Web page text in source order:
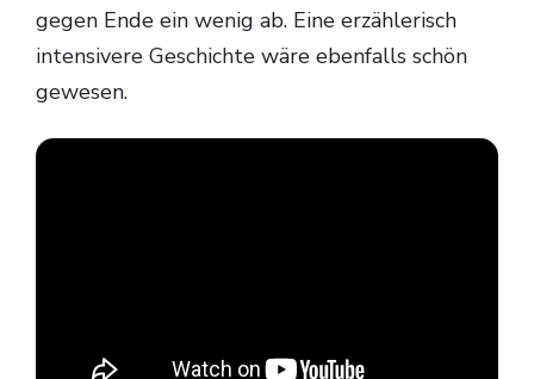
gegen Ende ein wenig ab. Eine erzählerisch
intensivere Geschichte wäre ebenfalls schön
gewesen.